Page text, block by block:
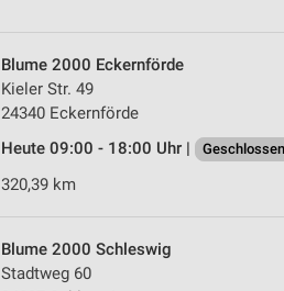
Blume 2000 Eckernförde
Kieler Str. 49
24340 Eckernförde
Heute 09:00 - 18:00 Uhr |
Geschlossen
320,39 km
Blume 2000 Schleswig
Stadtweg 60